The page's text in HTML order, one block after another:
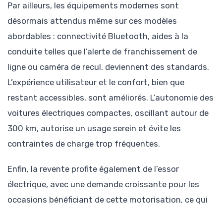
Par ailleurs, les équipements modernes sont
désormais attendus même sur ces modèles
abordables : connectivité Bluetooth, aides à la
conduite telles que l’alerte de franchissement de
ligne ou caméra de recul, deviennent des standards.
L’expérience utilisateur et le confort, bien que
restant accessibles, sont améliorés. L’autonomie des
voitures électriques compactes, oscillant autour de
300 km, autorise un usage serein et évite les
contraintes de charge trop fréquentes.
Enfin, la revente profite également de l’essor
électrique, avec une demande croissante pour les
occasions bénéficiant de cette motorisation, ce qui